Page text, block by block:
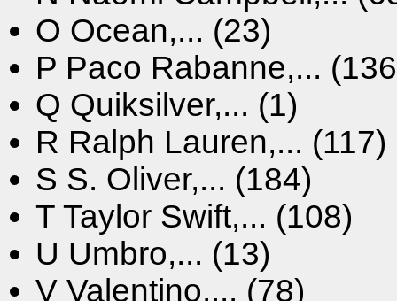
O Ocean,... (23)
P Paco Rabanne,...
Q Quiksilver,... (1)
R Ralph Lauren,... (117)
S S. Oliver,... (184)
T Taylor Swift,... (108)
U Umbro,... (13)
V Valentino,... (78)